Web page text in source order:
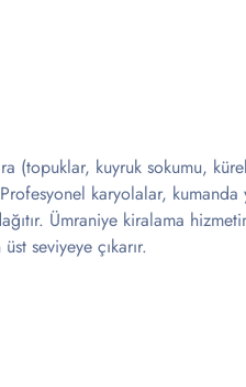
(topuklar, kuyruk sokumu,
karyolalar, kumanda
Ümraniye kiralama
seviyeye çıkarır.